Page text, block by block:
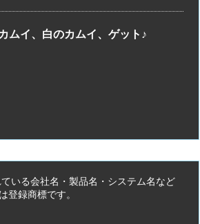
ムイ、白のカムイ、ゲット♪
いる会社名・製品名・システム名など
登録商標です。